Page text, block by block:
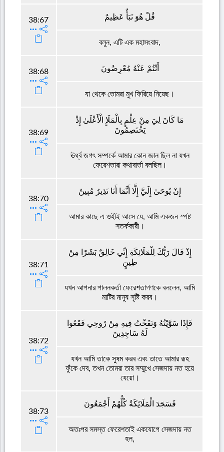
38:67 قُلْ هُوَ نَبَأٌ عَظِيمٌ
বলুন, এটি এক মহাসংবাদ,
38:68 أَنْتُمْ عَنْهُ مُعْرِضُونَ
যা থেকে তোমরা মুখ ফিরিয়ে নিয়েছ।
38:69
مَا كَانَ لِيَ مِنْ عِلْمٍ بِالْمَلَإِ الْأَعْلَىٰ إِذْ
يَخْتَصِمُونَ
ঊর্ধ্ব জগৎ সম্পর্কে আমার কোন জ্ঞান ছিল না যখন
ফেরেশতারা কথাবার্তা বলছিল।
38:70
إِنْ يُوحَىٰ إِلَيَّ إِلَّا أَنَّمَا أَنَا نَذِيرٌ مُبِينٌ
আমার কাছে এ ওহীই আসে যে, আমি একজন স্পষ্ট
সতর্ককারী।
38:71
إِذْ قَالَ رَبُّكَ لِلْمَلَائِكَةِ إِنِّي خَالِقٌ بَشَرًا مِنْ
طِينٍ
যখন আপনার পালনকর্তা ফেরেশতাগণকে বললেন, আমি
মাটির মানুষ সৃষ্টি করব।
38:72
فَإِذَا سَوَّيْتُهُ وَنَفَخْتُ فِيهِ مِنْ رُوحِي فَقَعُوا
لَهُ سَاجِدِينَ
যখন আমি তাকে সুষম করব এবং তাতে আমার রূহ
ফুঁকে দেব, তখন তোমরা তার সম্মুখে সেজদায় নত হয়ে
যেয়ো।
38:73
فَسَجَدَ الْمَلَائِكَةُ كُلُّهُمْ أَجْمَعُونَ
অতঃপর সমস্ত ফেরেশতাই একযোগে সেজদায় নত
হল,